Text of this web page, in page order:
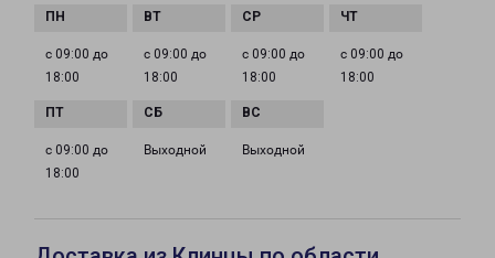
с 09:00 до
18:00
с 09:00 до
18:00
с 09:00 до
18:00
с 09:00 до
18:00
с 09:00 до
18:00
Выходной Выходной